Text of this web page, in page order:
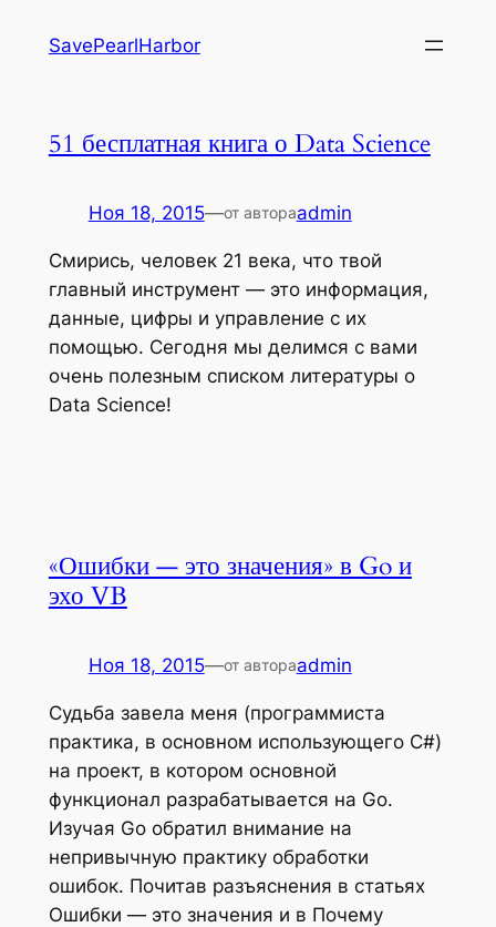
SavePearlHarbor
51 бесплатная книга о Data Science
Ноя 18, 2015—от автораadmin
Смирись, человек 21 века, что твой
главный инструмент — это информация,
данные, цифры и управление с их
помощью. Сегодня мы делимся с вами
очень полезным списком литературы о
Data Science!
«Ошибки — это значения» в Go и
эхо VB
Ноя 18, 2015—от автораadmin
Судьба завела меня (программиста
практика, в основном использующего C#)
на проект, в котором основной
функционал разрабатывается на Go.
Изучая Go обратил внимание на
непривычную практику обработки
ошибок. Почитав разъяснения в статьях
Ошибки — это значения и в Почему